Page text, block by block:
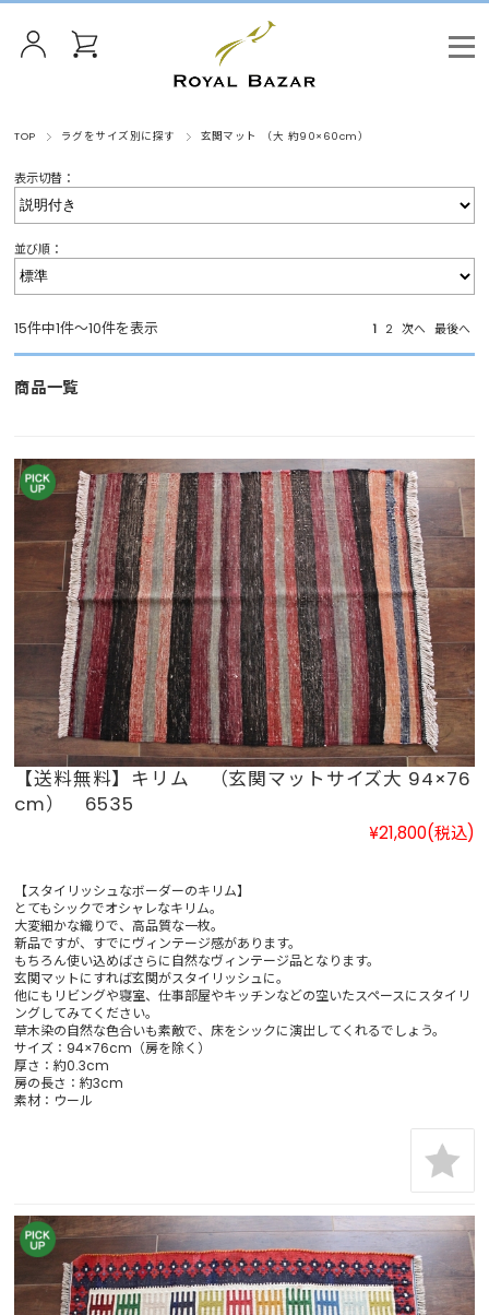
TOP ラグをサイズ別に探す 玄関マット （大 約90×60cm）
表示切替：
並び順：
15件中1件～10件を表示 1 2 次へ 最後へ
商品一覧
【送料無料】キリム （玄関マットサイズ大 94×76
cm） 6535
¥21,800(税込)
【スタイリッシュなボーダーのキリム】
とてもシックでオシャレなキリム。
大変細かな織りで、高品質な一枚。
新品ですが、すでにヴィンテージ感があります。
もちろん使い込めばさらに自然なヴィンテージ品となります。
玄関マットにすれば玄関がスタイリッシュに。
他にもリビングや寝室、仕事部屋やキッチンなどの空いたスペースにスタイリ
ングしてみてください。
草木染の自然な色合いも素敵で、床をシックに演出してくれるでしょう。
サイズ：94×76cm（房を除く）
厚さ：約0.3cm
房の長さ：約3cm
素材：ウール